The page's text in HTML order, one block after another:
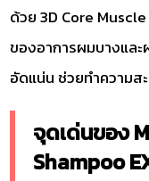
ด้วย 3D Core
ของอาการผมบางแล
อัดแน่น ช่วยทำความส
จุดเด่นของ
Shampoo